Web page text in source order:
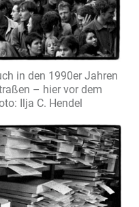
in den 1990er Jahren
– hier vor dem
Ilja C. Hendel